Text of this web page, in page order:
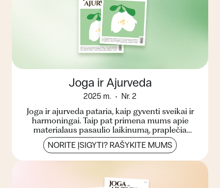
Joga ir Ajurveda
2025 m. Nr. 2
Joga ir ajurveda pataria, kaip gyventi sveikai ir
harmoningai. Taip pat primena mums apie
materialaus pasaulio laikinumą, praplečia
žinojimo ribas, pa...
NORITE ĮSIGYTI? RAŠYKITE MUMS